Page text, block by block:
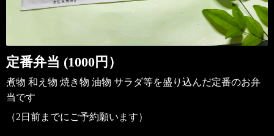
定番弁当 (1000円）
煮物 和え物 焼き物 油物 サラダ等を盛り込んだ定番のお弁
当です
（2日前までにご予約願います）